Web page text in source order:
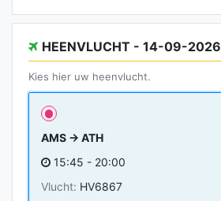
HEENVLUCHT - 14-09-2026
Kies hier uw heenvlucht.
AMS → ATH
15:45 - 20:00
Vlucht: HV6867